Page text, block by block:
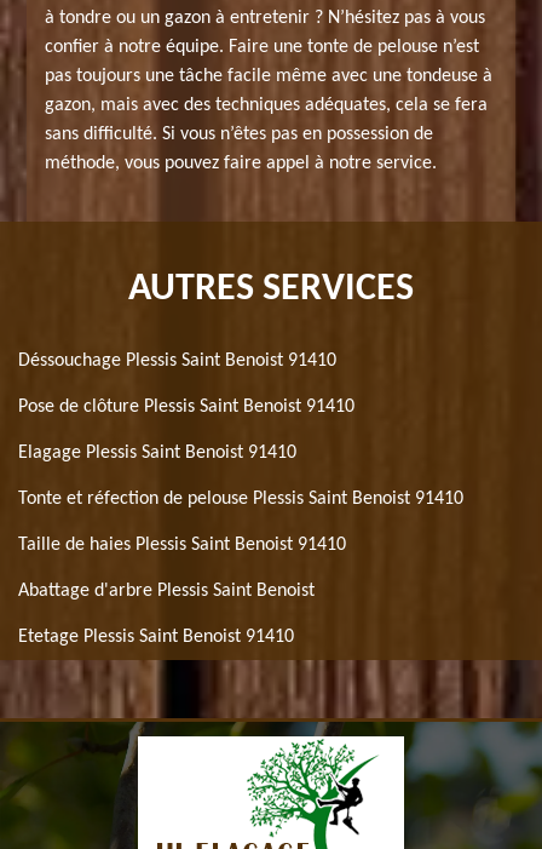
à tondre ou un gazon à entretenir ? N’hésitez pas à vous
confier à notre équipe. Faire une tonte de pelouse n’est
pas toujours une tâche facile même avec une tondeuse à
gazon, mais avec des techniques adéquates, cela se fera
sans difficulté. Si vous n’êtes pas en possession de
méthode, vous pouvez faire appel à notre service.
AUTRES SERVICES
Déssouchage Plessis Saint Benoist 91410
Pose de clôture Plessis Saint Benoist 91410
Elagage Plessis Saint Benoist 91410
Tonte et réfection de pelouse Plessis Saint Benoist 91410
Taille de haies Plessis Saint Benoist 91410
Abattage d'arbre Plessis Saint Benoist
Etetage Plessis Saint Benoist 91410